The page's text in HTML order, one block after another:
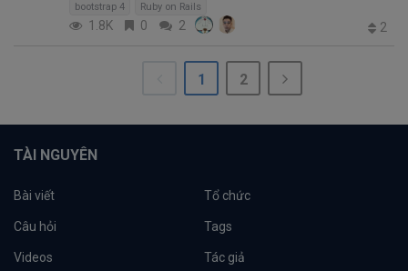
bootstrap 4 Ruby on Rails
1.8K 0 2 2
1 2
TÀI NGUYÊN
Bài viết Tổ chức
Câu hỏi Tags
Videos Tác giả